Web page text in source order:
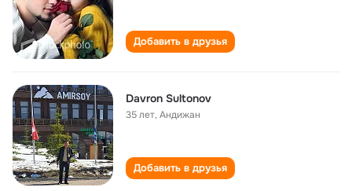
Добавить в друзья
Davron Sultonov
35 лет,Андижан
Добавить в друзья